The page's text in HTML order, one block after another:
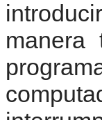
manera